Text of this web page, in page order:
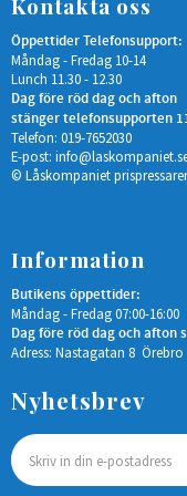
Kontakta oss
Öppettider Telefonsupport:
Måndag - Fredag 10-14
Lunch 11.30 - 12.30
Dag före röd dag och afton
stänger telefonsupporten
Telefon: 019-7652030
E-post:
© Låskompaniet
Information
Butikens öppettider:
Måndag - Fredag 07:00-16:00
Dag före röd dag och afton
Adress: Nastagatan 8 Örebro
Nyhetsbrev